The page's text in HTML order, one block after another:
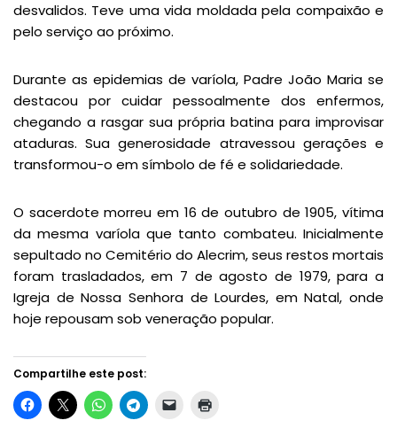
desvalidos. Teve uma vida moldada pela compaixão e
pelo serviço ao próximo.
Durante as epidemias de varíola, Padre João Maria se
destacou por cuidar pessoalmente dos enfermos,
chegando a rasgar sua própria batina para improvisar
ataduras. Sua generosidade atravessou gerações e
transformou-o em símbolo de fé e solidariedade.
O sacerdote morreu em 16 de outubro de 1905, vítima
da mesma varíola que tanto combateu. Inicialmente
sepultado no Cemitério do Alecrim, seus restos mortais
foram trasladados, em 7 de agosto de 1979, para a
Igreja de Nossa Senhora de Lourdes, em Natal, onde
hoje repousam sob veneração popular.
Compartilhe este post: